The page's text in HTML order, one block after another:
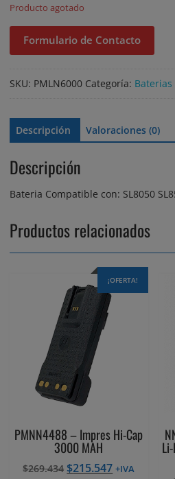
original
era:
$44.645.
actual
es:
$35.716.
Producto agotado
Formulario de Contacto
SKU: PMLN6000 Categoría: Baterias
Descripción Valoraciones (0)
Descripción
Bateria Compatible con: SL8050
Productos relacionados
¡OFERTA!
PMNN4488 – Impres Hi-Cap
3000 MAH
$269.434 El
$215.547El+IVA